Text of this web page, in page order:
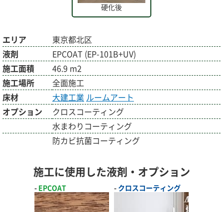
硬化後
エリア
東京都北区
液剤
EPCOAT (EP-101B+UV)
施工面積
46.9 m2
施工場所
全面施工
床材
大建工業 ルームアート
オプション
クロスコーティング
水まわりコーティング
防カビ抗菌コーティング
施工に使用した液剤・オプション
EPCOAT クロスコーティング